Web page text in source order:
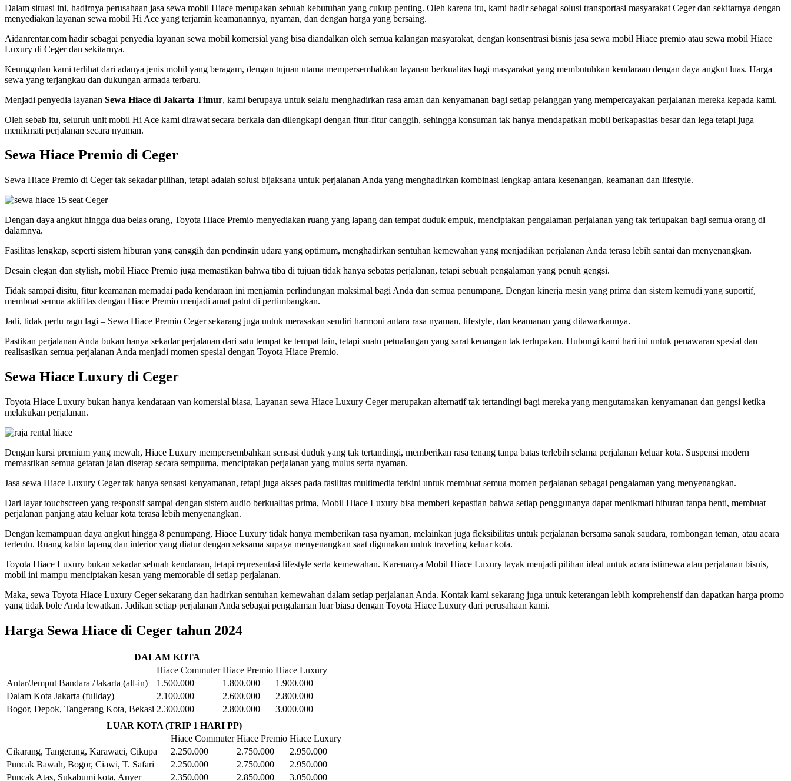
Dalam situasi ini, hadirnya perusahaan jasa sewa mobil Hiace merupakan sebuah kebutuhan yang cukup penting. Oleh karena itu, kami hadir sebagai solusi transportasi masyarakat Ceger dan sekitarnya dengan
menyediakan layanan sewa mobil Hi Ace yang terjamin keamanannya, nyaman, dan dengan harga yang bersaing.
Aidanrentar.com hadir sebagai penyedia layanan sewa mobil komersial yang bisa diandalkan oleh semua kalangan masyarakat, dengan konsentrasi bisnis jasa sewa mobil Hiace premio atau sewa mobil Hiace
Luxury di Ceger dan sekitarnya.
Keunggulan kami terlihat dari adanya jenis mobil yang beragam, dengan tujuan utama mempersembahkan layanan berkualitas bagi masyarakat yang membutuhkan kendaraan dengan daya angkut luas. Harga
sewa yang terjangkau dan dukungan armada terbaru.
Menjadi penyedia layanan Sewa Hiace di Jakarta Timur, kami berupaya untuk selalu menghadirkan rasa aman dan kenyamanan bagi setiap pelanggan yang mempercayakan perjalanan mereka kepada kami.
Oleh sebab itu, seluruh unit mobil Hi Ace kami dirawat secara berkala dan dilengkapi dengan fitur-fitur canggih, sehingga konsuman tak hanya mendapatkan mobil berkapasitas besar dan lega tetapi juga
menikmati perjalanan secara nyaman.
Sewa Hiace Premio di Ceger
Sewa Hiace Premio di Ceger tak sekadar pilihan, tetapi adalah solusi bijaksana untuk perjalanan Anda yang menghadirkan kombinasi lengkap antara kesenangan, keamanan dan lifestyle.
Dengan daya angkut hingga dua belas orang, Toyota Hiace Premio menyediakan ruang yang lapang dan tempat duduk empuk, menciptakan pengalaman perjalanan yang tak terlupakan bagi semua orang di
dalamnya.
Fasilitas lengkap, seperti sistem hiburan yang canggih dan pendingin udara yang optimum, menghadirkan sentuhan kemewahan yang menjadikan perjalanan Anda terasa lebih santai dan menyenangkan.
Desain elegan dan stylish, mobil Hiace Premio juga memastikan bahwa tiba di tujuan tidak hanya sebatas perjalanan, tetapi sebuah pengalaman yang penuh gengsi.
Tidak sampai disitu, fitur keamanan memadai pada kendaraan ini menjamin perlindungan maksimal bagi Anda dan semua penumpang. Dengan kinerja mesin yang prima dan sistem kemudi yang suportif,
membuat semua aktifitas dengan Hiace Premio menjadi amat patut di pertimbangkan.
Jadi, tidak perlu ragu lagi – Sewa Hiace Premio Ceger sekarang juga untuk merasakan sendiri harmoni antara rasa nyaman, lifestyle, dan keamanan yang ditawarkannya.
Pastikan perjalanan Anda bukan hanya sekadar perjalanan dari satu tempat ke tempat lain, tetapi suatu petualangan yang sarat kenangan tak terlupakan. Hubungi kami hari ini untuk penawaran spesial dan
realisasikan semua perjalanan Anda menjadi momen spesial dengan Toyota Hiace Premio.
Sewa Hiace Luxury di Ceger
Toyota Hiace Luxury bukan hanya kendaraan van komersial biasa, Layanan sewa Hiace Luxury Ceger merupakan alternatif tak tertandingi bagi mereka yang mengutamakan kenyamanan dan gengsi ketika
melakukan perjalanan.
Dengan kursi premium yang mewah, Hiace Luxury mempersembahkan sensasi duduk yang tak tertandingi, memberikan rasa tenang tanpa batas terlebih selama perjalanan keluar kota. Suspensi modern
memastikan semua getaran jalan diserap secara sempurna, menciptakan perjalanan yang mulus serta nyaman.
Jasa sewa Hiace Luxury Ceger tak hanya sensasi kenyamanan, tetapi juga akses pada fasilitas multimedia terkini untuk membuat semua momen perjalanan sebagai pengalaman yang menyenangkan.
Dari layar touchscreen yang responsif sampai dengan sistem audio berkualitas prima, Mobil Hiace Luxury bisa memberi kepastian bahwa setiap penggunanya dapat menikmati hiburan tanpa henti, membuat
perjalanan panjang atau keluar kota terasa lebih menyenangkan.
Dengan kemampuan daya angkut hingga 8 penumpang, Hiace Luxury tidak hanya memberikan rasa nyaman, melainkan juga fleksibilitas untuk perjalanan bersama sanak saudara, rombongan teman, atau acara
tertentu. Ruang kabin lapang dan interior yang diatur dengan seksama supaya menyenangkan saat digunakan untuk traveling keluar kota.
Toyota Hiace Luxury bukan sekadar sebuah kendaraan, tetapi representasi lifestyle serta kemewahan. Karenanya Mobil Hiace Luxury layak menjadi pilihan ideal untuk acara istimewa atau perjalanan bisnis,
mobil ini mampu menciptakan kesan yang memorable di setiap perjalanan.
Maka, sewa Toyota Hiace Luxury Ceger sekarang dan hadirkan sentuhan kemewahan dalam setiap perjalanan Anda. Kontak kami sekarang juga untuk keterangan lebih komprehensif dan dapatkan harga promo
yang tidak bole Anda lewatkan. Jadikan setiap perjalanan Anda sebagai pengalaman luar biasa dengan Toyota Hiace Luxury dari perusahaan kami.
Harga Sewa Hiace di Ceger tahun 2024
DALAM KOTA
Hiace Commuter Hiace Premio Hiace Luxury
Antar/Jemput Bandara /Jakarta (all-in)
1.500.000 1.800.000
1.900.000
Dalam Kota Jakarta (fullday)
2.100.000 2.600.000
2.800.000
Bogor, Depok, Tangerang Kota, Bekasi 2.300.000 2.800.000
3.000.000
LUAR KOTA (TRIP 1 HARI PP)
Hiace Commuter Hiace Premio Hiace Luxury
Cikarang, Tangerang, Karawaci, Cikupa
2.250.000 2.750.000
2.950.000
Puncak Bawah, Bogor, Ciawi, T. Safari
2.250.000 2.750.000
2.950.000
Puncak Atas, Sukabumi kota, Anyer
2.350.000 2.850.000 3.050.000